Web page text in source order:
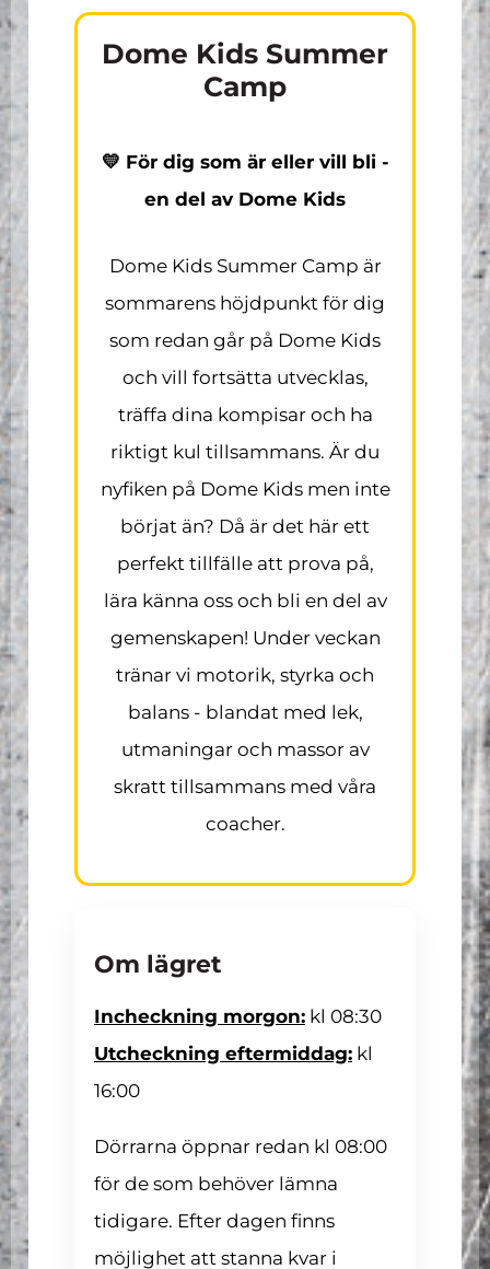
Dome Kids Summer
Camp
💛 För dig som är eller vill bli -
en del av Dome Kids
Dome Kids Summer Camp är
sommarens höjdpunkt för dig
som redan går på Dome Kids
och vill fortsätta utvecklas,
träffa dina kompisar och ha
riktigt kul tillsammans. Är du
nyfiken på Dome Kids men inte
börjat än? Då är det här ett
perfekt tillfälle att prova på,
lära känna oss och bli en del av
gemenskapen! Under veckan
tränar vi motorik, styrka och
balans - blandat med lek,
utmaningar och massor av
skratt tillsammans med våra
coacher.
Om lägret
Incheckning morgon: kl 08:30
Utcheckning eftermiddag: kl
16:00
Dörrarna öppnar redan kl 08:00
för de som behöver lämna
tidigare. Efter dagen finns
möjlighet att stanna kvar i